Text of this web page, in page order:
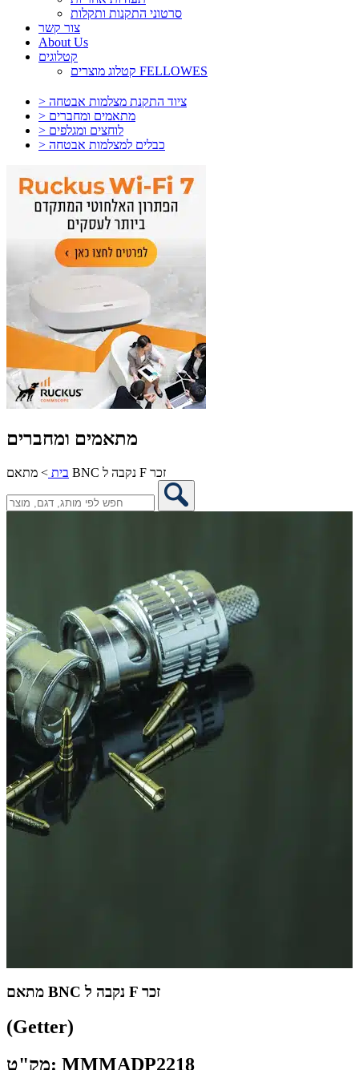
סרטוני התקנות ותקלות
צור קשר
About Us
קטלוגים
קטלוג מוצרים FELLOWES
> ציוד התקנת מצלמות אבטחה
> מתאמים ומחברים
> לוחצים ומגלפים
> כבלים למצלמות אבטחה
מתאמים ומחברים
בית > מתאם BNC נקבה ל F זכר
מתאם BNC נקבה ל F זכר
(Getter)
מק"ט: MMMADP2218